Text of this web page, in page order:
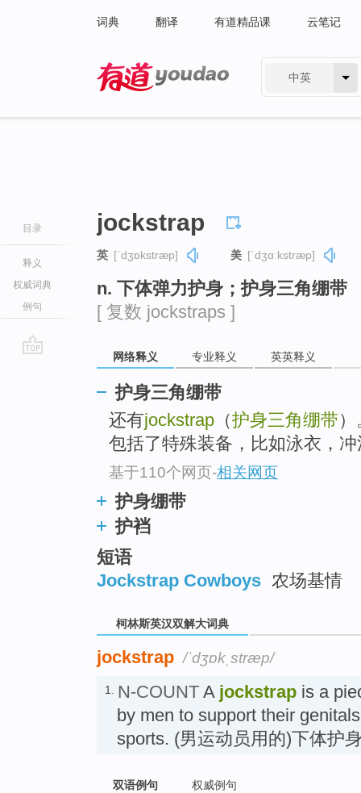
词典 翻译 有道精品课 云笔记
中英
目录
释义
权威词典
例句
jockstrap
英 [ˈdʒɒkstræp] 美 [ˈdʒɑːkstræp]
n. 下体弹力护身；护身三角绷带
[ 复数 jockstraps ]
网络释义 专业释义 英英释义
护身三角绷带
还有jockstrap （护身三角绷带
包括了特殊装备，比如泳衣，
基于110个网页-相关网页
护身绷带
护裆
短语
Jockstrap Cowboys 农场基情
柯林斯英汉双解大词典
jockstrap /ˈdʒɒkˌstræp/
1. N-COUNT A jockstrap is a
by men to support their
sports. (男运动员用的)下体护
双语例句 权威例句